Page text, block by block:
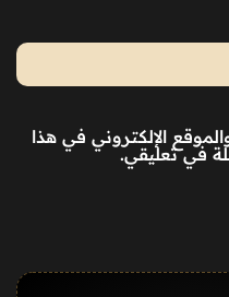
الإلكتروني في هذا
في تعليقي.